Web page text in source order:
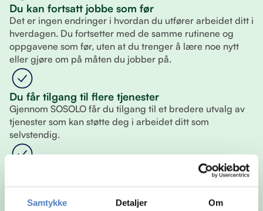
Samtykke Detaljer Om
Du kan fortsatt jobbe som før
Det er ingen endringer i hvordan du utfører arbeidet ditt i
hverdagen. Du fortsetter med de samme rutinene og
oppgavene som før, uten at du trenger å lære noe nytt
eller gjøre om på måten du jobber på.
Du får tilgang til flere tjenester
Gjennom SOSOLO får du tilgang til et bredere utvalg av
tjenester som kan støtte deg i arbeidet ditt som
selvstendig.
Du står fritt til å sette sammen din egen løsning. Det betyr
at du kun bruker tjenestene som er relevante for deg, og